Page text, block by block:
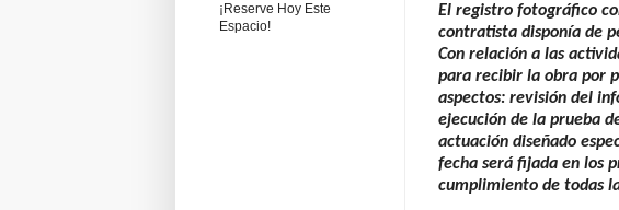
El registro fotográfico
contratista disponía de
Con relación a las
para recibir la obra por
aspectos: revisión del
ejecución de la prueba
actuación diseñado
fecha será fijada en los
cumplimiento de todas
¡Reserve Hoy Este
Espacio!